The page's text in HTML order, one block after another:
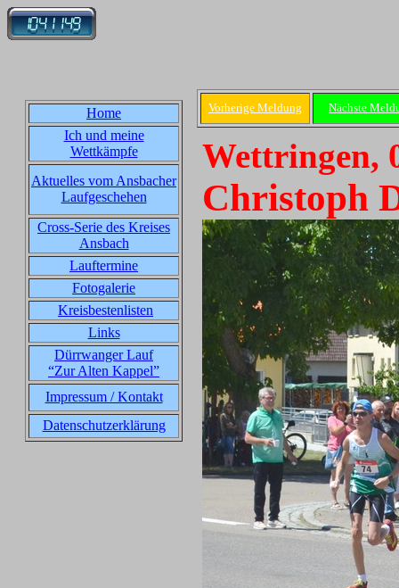
Home
Ich und meine
Wettkämpfe
Aktuelles vom Ansbacher
Laufgeschehen
Cross-Serie des Kreises
Ansbach
Lauftermine
Fotogalerie
Kreisbestenlisten
Links
Dürrwanger Lauf
“Zur Alten Kappel”
Impressum / Kontakt
Datenschutzerklärung
Vorherige Meldung Nächste
Wettringen,
Christoph